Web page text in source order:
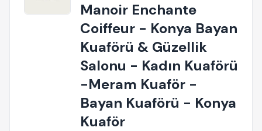
Manoir Enchante
Coiffeur - Konya Bayan
Kuaförü & Güzellik
Salonu - Kadın Kuaförü
-Meram Kuaför -
Bayan Kuaförü - Konya
Kuaför